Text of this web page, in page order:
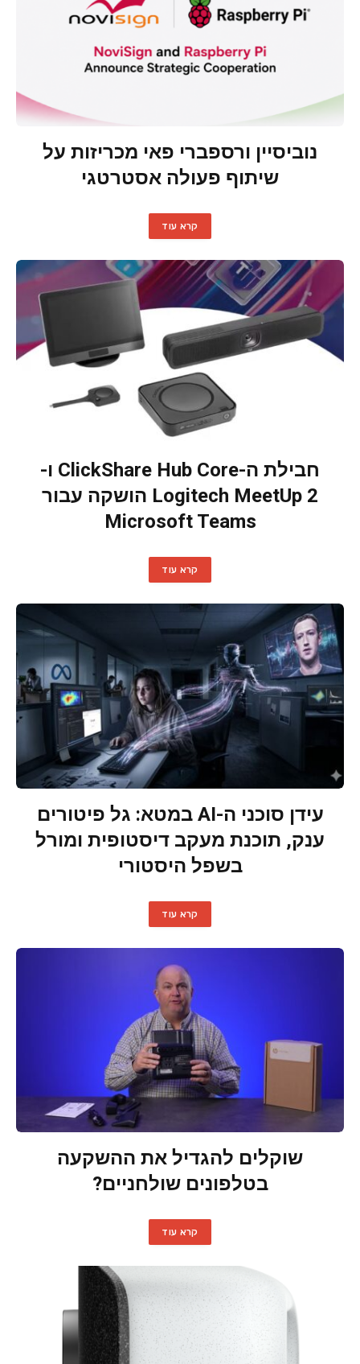
נוביסיין ורספברי פאי מכריזות על
שיתוף פעולה אסטרטגי
קרא עוד
חבילת ה-ClickShare Hub Core ו-
Logitech MeetUp 2 הושקה עבור
Microsoft Teams
קרא עוד
עידן סוכני ה-AI במטא: גל פיטורים
ענק, תוכנת מעקב דיסטופית ומורל
בשפל היסטורי
קרא עוד
שוקלים להגדיל את ההשקעה
בטלפונים שולחניים?
קרא עוד